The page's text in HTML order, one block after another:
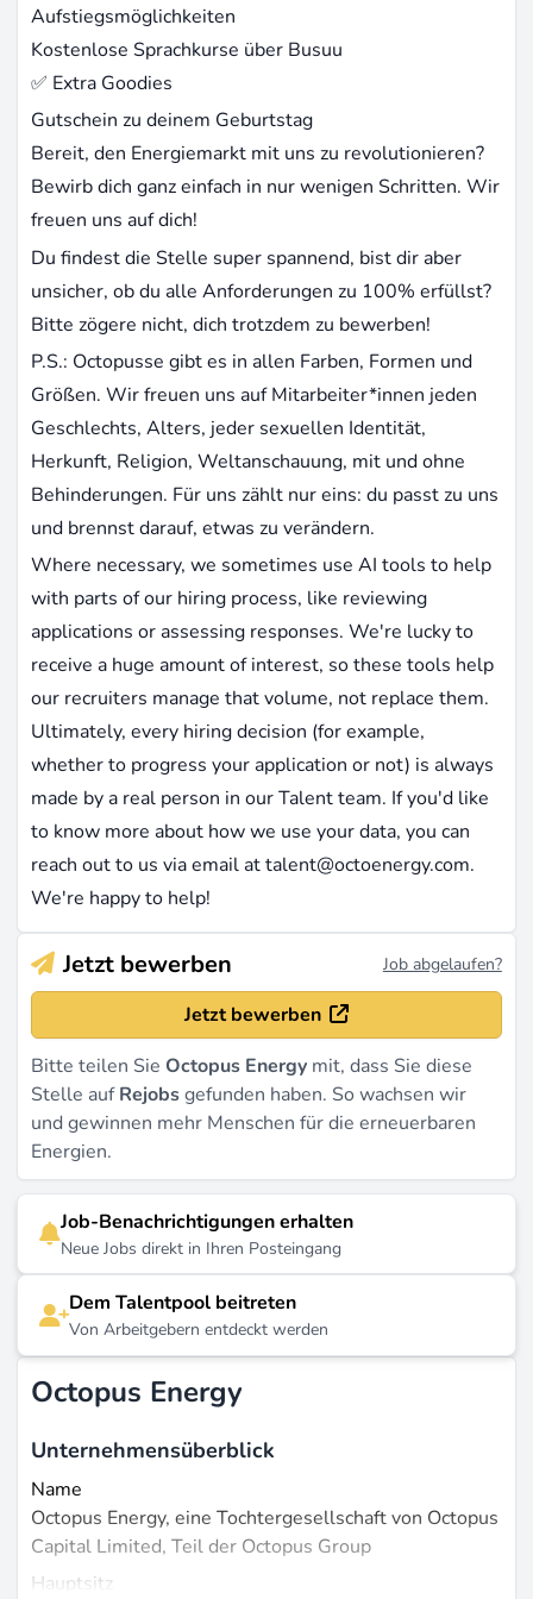
Octopus Energy
Unternehmensüberblick
Name
Octopus Energy, eine Tochtergesellschaft von Octopus
Capital Limited, Teil der Octopus Group
Hauptsitz
Aufstiegsmöglichkeiten
Kostenlose Sprachkurse über Busuu
✅ Extra Goodies
Gutschein zu deinem Geburtstag
Bereit, den Energiemarkt mit uns zu revolutionieren?
Bewirb dich ganz einfach in nur wenigen Schritten. Wir
freuen uns auf dich!
Du findest die Stelle super spannend, bist dir aber
unsicher, ob du alle Anforderungen zu 100% erfüllst?
Bitte zögere nicht, dich trotzdem zu bewerben!
P.S.: Octopusse gibt es in allen Farben, Formen und
Größen. Wir freuen uns auf Mitarbeiter*innen jeden
Geschlechts, Alters, jeder sexuellen Identität,
Herkunft, Religion, Weltanschauung, mit und ohne
Behinderungen. Für uns zählt nur eins: du passt zu uns
und brennst darauf, etwas zu verändern.
Where necessary, we sometimes use AI tools to help
with parts of our hiring process, like reviewing
applications or assessing responses. We're lucky to
receive a huge amount of interest, so these tools help
our recruiters manage that volume, not replace them.
Ultimately, every hiring decision (for example,
whether to progress your application or not) is always
made by a real person in our Talent team. If you'd like
to know more about how we use your data, you can
reach out to us via email attalent@octoenergy.com.
We're happy to help!
Jetzt bewerben Job abgelaufen?
Jetzt bewerben
Bitte teilen Sie Octopus Energy mit, dass Sie diese
Stelle aufRejobsgefunden haben. So wachsen wir
und gewinnen mehr Menschen für die erneuerbaren
Energien.
Job-Benachrichtigungen erhalten
Neue Jobs direkt in Ihren Posteingang
Dem Talentpool beitreten
Von Arbeitgebern entdeckt werden